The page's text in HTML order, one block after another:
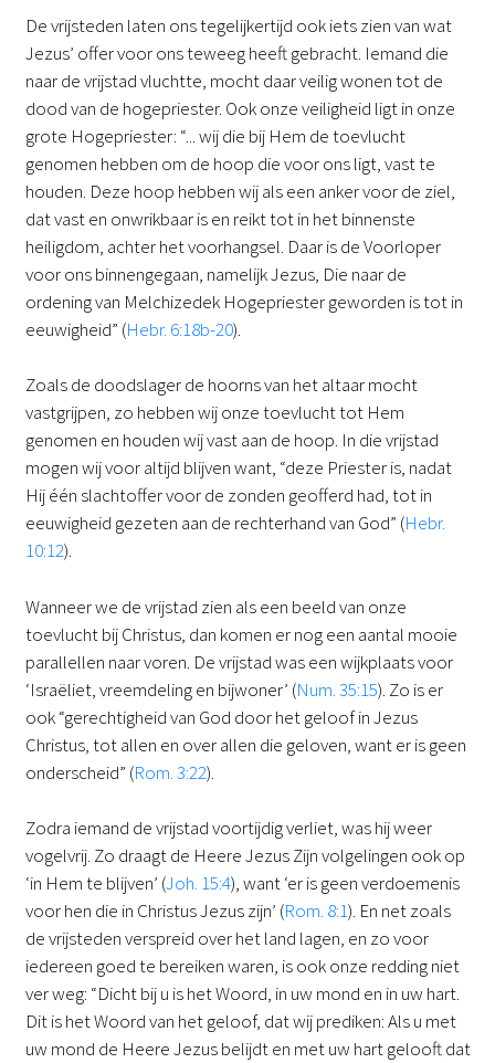
De vrijsteden laten ons tegelijkertijd ook iets zien van wat
Jezus’ offer voor ons teweeg heeft gebracht. Iemand die
naar de vrijstad vluchtte, mocht daar veilig wonen tot de
dood van de hogepriester. Ook onze veiligheid ligt in onze
grote Hogepriester: “... wij die bij Hem de toevlucht
genomen hebben om de hoop die voor ons ligt, vast te
houden. Deze hoop hebben wij als een anker voor de ziel,
dat vast en onwrikbaar is en reikt tot in het binnenste
heiligdom, achter het voorhangsel. Daar is de Voorloper
voor ons binnengegaan, namelijk Jezus, Die naar de
ordening van Melchizedek Hogepriester geworden is tot in
eeuwigheid” (Hebr. 6:18b-20).
Zoals de doodslager de hoorns van het altaar mocht
vastgrijpen, zo hebben wij onze toevlucht tot Hem
genomen en houden wij vast aan de hoop. In die vrijstad
mogen wij voor altijd blijven want, “deze Priester is, nadat
Hij één slachtoffer voor de zonden geofferd had, tot in
eeuwigheid gezeten aan de rechterhand van God” (Hebr.
10:12).
Wanneer we de vrijstad zien als een beeld van onze
toevlucht bij Christus, dan komen er nog een aantal mooie
parallellen naar voren. De vrijstad was een wijkplaats voor
‘Israëliet, vreemdeling en bijwoner’ (Num. 35:15). Zo is er
ook “gerechtigheid van God door het geloof in Jezus
Christus, tot allen en over allen die geloven, want er is geen
onderscheid” (Rom. 3:22).
Zodra iemand de vrijstad voortijdig verliet, was hij weer
vogelvrij. Zo draagt de Heere Jezus Zijn volgelingen ook op
‘in Hem te blijven’ (Joh. 15:4), want ‘er is geen verdoemenis
voor hen die in Christus Jezus zijn’ (Rom. 8:1). En net zoals
de vrijsteden verspreid over het land lagen, en zo voor
iedereen goed te bereiken waren, is ook onze redding niet
ver weg: “Dicht bij u is het Woord, in uw mond en in uw hart.
Dit is het Woord van het geloof, dat wij prediken: Als u met
uw mond de Heere Jezus belijdt en met uw hart gelooft dat